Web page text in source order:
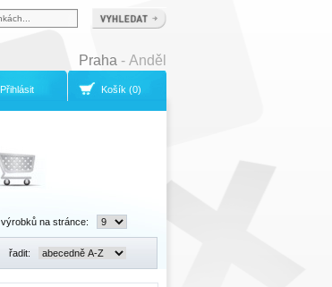
výrobků na stránce:
řadit:
Praha - Anděl
Košík (0)
Přihlásit